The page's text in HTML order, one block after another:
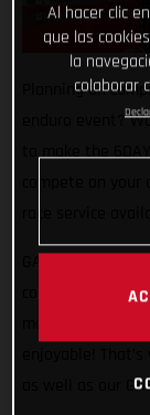
Planning on
enduro event?
to make the
race service
GASGAS is
competing in
as well as our
Al hacer clic
que las
la
colaborar